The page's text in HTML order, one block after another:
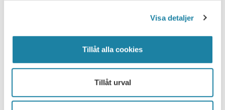
Visa detaljer
Tillåt alla cookies
Tillåt urval
Finansiering